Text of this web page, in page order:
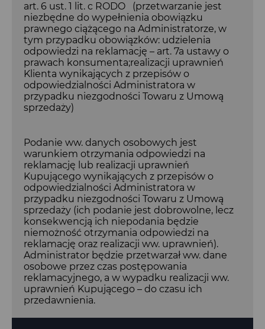
art. 6 ust. 1 lit. c RODO (przetwarzanie jest
niezbędne do wypełnienia obowiązku
prawnego ciążącego na Administratorze, w
tym przypadku obowiązków: udzielenia
odpowiedzi na reklamację – art. 7a ustawy o
prawach konsumenta;realizacji uprawnień
Klienta wynikających z przepisów o
odpowiedzialności Administratora w
przypadku niezgodności Towaru z Umową
sprzedaży)
Podanie ww. danych osobowych jest
warunkiem otrzymania odpowiedzi na
reklamację lub realizacji uprawnień
Kupującego wynikających z przepisów o
odpowiedzialności Administratora w
przypadku niezgodności Towaru z Umową
sprzedaży (ich podanie jest dobrowolne, lecz
konsekwencją ich niepodania będzie
niemożność otrzymania odpowiedzi na
reklamację oraz realizacji ww. uprawnień).
Administrator będzie przetwarzał ww. dane
osobowe przez czas postępowania
reklamacyjnego, a w wypadku realizacji ww.
uprawnień Kupującego – do czasu ich
przedawnienia.